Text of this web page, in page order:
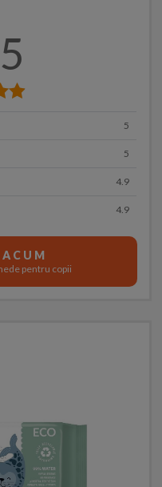
5
5
4.9
4.9
pentru copii